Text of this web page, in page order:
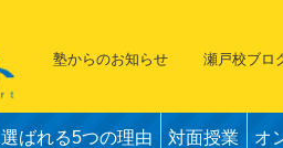
塾からのお知らせ 瀬戸校ブロ
選ばれる5つの理由 対面授業 オ